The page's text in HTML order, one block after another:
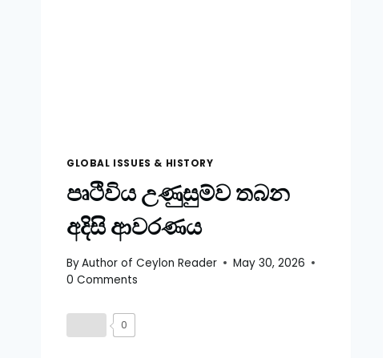
GLOBAL ISSUES & HISTORY
පෘථිවිය උණුසුම්ව තබන
අදිසි ආවරණය
ByAuthor of Ceylon Reader
May 30, 2026
0 Comments
0